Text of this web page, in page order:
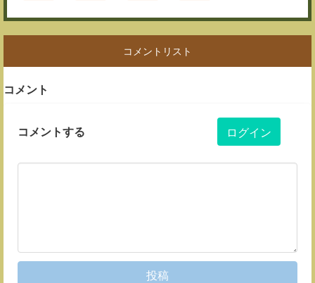
コメントリスト
コメント
コメントする ログイン
投稿